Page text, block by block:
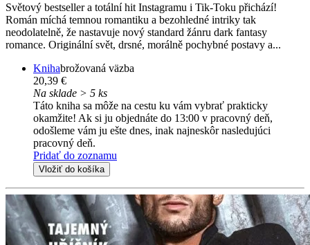
Světový bestseller a totální hit Instagramu i Tik-Toku přichází!
Román míchá temnou romantiku a bezohledné intriky tak
neodolatelně, že nastavuje nový standard žánru dark fantasy
romance. Originální svět, drsné, morálně pochybné postavy a...
Knihabrožovaná väzba
20,39 €
Na sklade > 5 ks
Táto kniha sa môže na cestu ku vám vybrať prakticky
okamžite! Ak si ju objednáte do 13:00 v pracovný deň,
odošleme vám ju ešte dnes, inak najneskôr nasledujúci
pracovný deň.
Pridať do zoznamu
Vložiť do košíka